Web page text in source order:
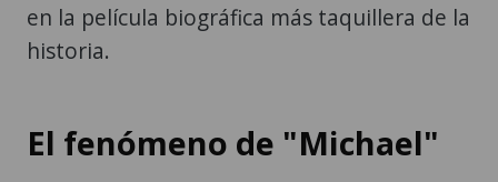
en la película biográfica más taquillera de la
historia.
El fenómeno de "Michael"